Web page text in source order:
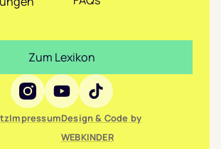
Social Media
ImpressumDesign & Code by
WEBKINDER
Zum Lexikon